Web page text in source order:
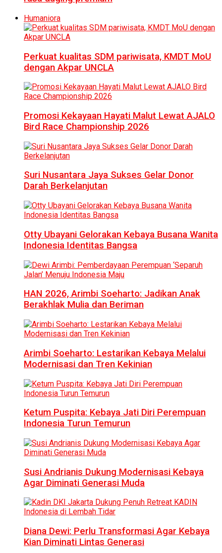
Humaniora
Perkuat kualitas SDM pariwisata, KMDT MoU
dengan Akpar UNCLA
Promosi Kekayaan Hayati Malut Lewat AJALO
Bird Race Championship 2026
Suri Nusantara Jaya Sukses Gelar Donor
Darah Berkelanjutan
Otty Ubayani Gelorakan Kebaya Busana Wanita
Indonesia Identitas Bangsa
HAN 2026, Arimbi Soeharto: Jadikan Anak
Berakhlak Mulia dan Beriman
Arimbi Soeharto: Lestarikan Kebaya Melalui
Modernisasi dan Tren Kekinian
Ketum Puspita: Kebaya Jati Diri Perempuan
Indonesia Turun Temurun
Susi Andrianis Dukung Modernisasi Kebaya
Agar Diminati Generasi Muda
Diana Dewi: Perlu Transformasi Agar Kebaya
Kian Diminati Lintas Generasi